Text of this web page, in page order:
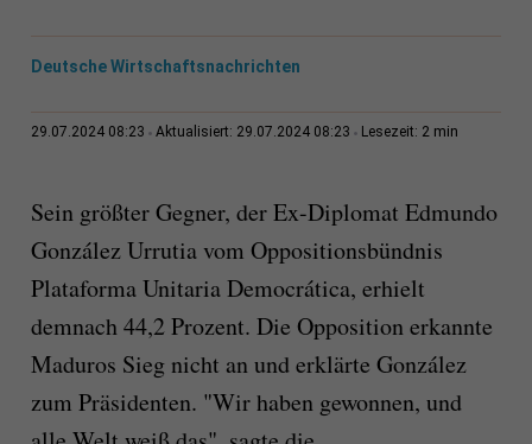
Deutsche Wirtschaftsnachrichten
29.07.2024 08:23 Aktualisiert: 29.07.2024 08:23 Lesezeit: 2 min
Sein größter Gegner, der Ex-Diplomat Edmundo
González Urrutia vom Oppositionsbündnis
Plataforma Unitaria Democrática, erhielt
demnach 44,2 Prozent. Die Opposition erkannte
Maduros Sieg nicht an und erklärte González
zum Präsidenten. "Wir haben gewonnen, und